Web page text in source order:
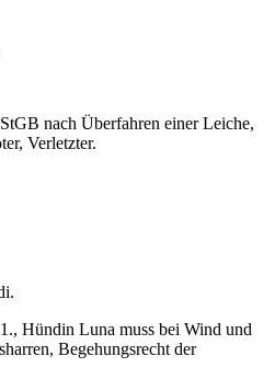
nach Überfahren einer Leiche,
Verletzter.
Hündin Luna muss bei Wind und
Begehungsrecht der